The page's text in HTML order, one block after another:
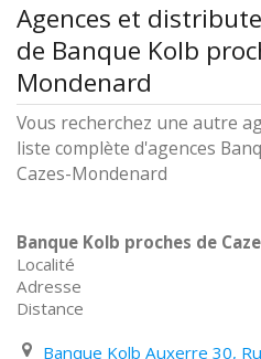
Agences et
de Banque Kolb
Mondenard
Vous recherchez une autre
liste complète d'agences
Cazes-Mondenard
Banque Kolb proches de
Localité
Adresse
Distance